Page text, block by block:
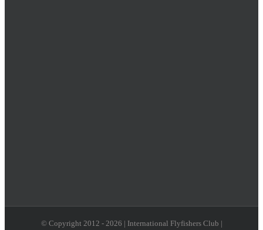
© Copyright 2012 - 2026 | International Flyfishers Club |